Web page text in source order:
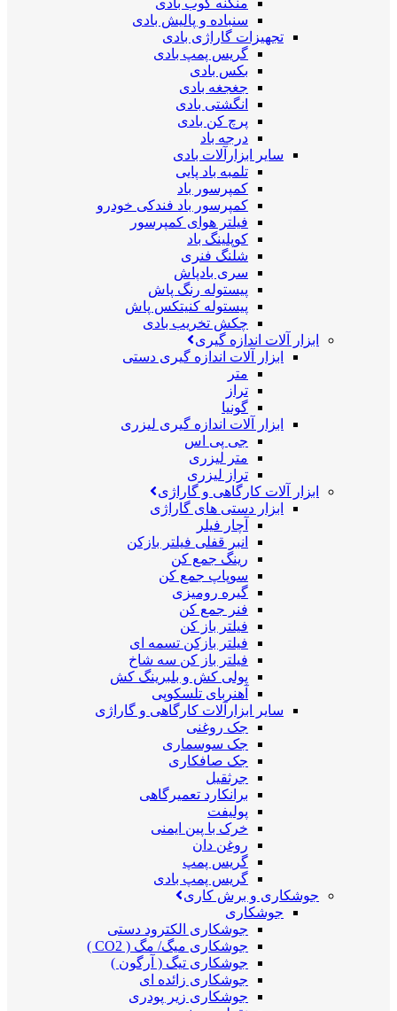
منگنه کوب بادی
سنباده و پالیش بادی
تجهیزات گاراژی بادی
گریس پمپ بادی
بکس بادی
جغجغه بادی
انگشتی بادی
پرچ کن بادی
درجه باد
سایر ابزارآلات بادی
تلمبه باد پایی
کمپرسور باد
کمپرسور باد فندکی خودرو
فیلتر هوای کمپرسور
کوپلینگ باد
شلنگ فنری
سری بادپاش
پیستوله رنگ پاش
پیستوله کنیتکس پاش
چکش تخریب بادی
ابزار آلات اندازه گیری
ابزار آلات اندازه گیری دستی
متر
تراز
گونیا
ابزار آلات اندازه گیری لیزری
جی پی اس
متر لیزری
تراز لیزری
ابزار آلات کارگاهی و گاراژی
ابزار دستی های گاراژی
آچار فیلر
انبر قفلی فیلتر بازکن
رینگ جمع کن
سوپاپ جمع کن
گیره رومیزی
فنر جمع کن
فیلتر باز کن
فیلتر بازکن تسمه ای
فیلتر باز کن سه شاخ
پولی کش و بلبرینگ کش
آهنربای تلسکوپی
سایر ابزارآلات کارگاهی و گاراژی
جک روغنی
جک سوسماری
جک صافکاری
جرثقیل
برانکارد تعمیرگاهی
پولیفت
خرک با پین ایمنی
روغن دان
گریس پمپ
گریس پمپ بادی
جوشکاری و برش کاری
جوشکاری
جوشکاری الکترود دستی
جوشکاری میگ/ مگ ( CO2 )
جوشکاری تیگ ( آرگون )
جوشکاری زائده ای
جوشکاری زیر پودری